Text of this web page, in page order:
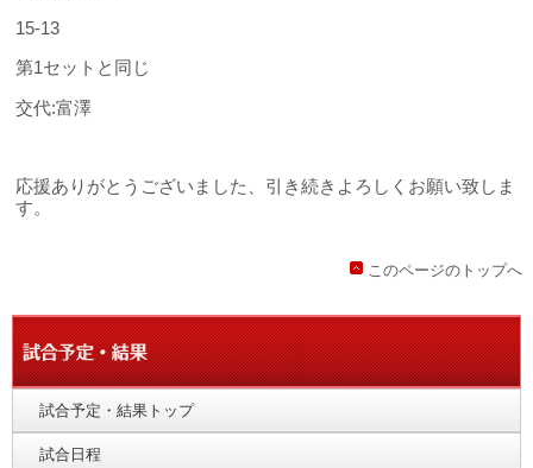
15-13
第1セットと同じ
交代:富澤
応援ありがとうございました、引き続きよろしくお願い致しま
す。
このページのトップへ
試合予定・結果トップ
試合日程